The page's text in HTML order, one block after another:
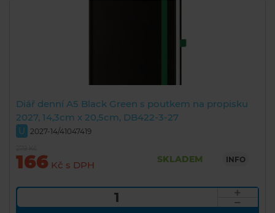
Diář denní A5 Black Green s poutkem na propisku
2027, 14,3cm x 20,5cm, DB422-3-27
U 2027-14/41047419
166 Kč s DPH
SKLADEM INFO